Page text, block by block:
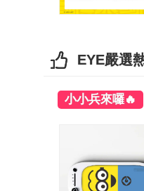
EYE嚴選
小小兵來囉🔥